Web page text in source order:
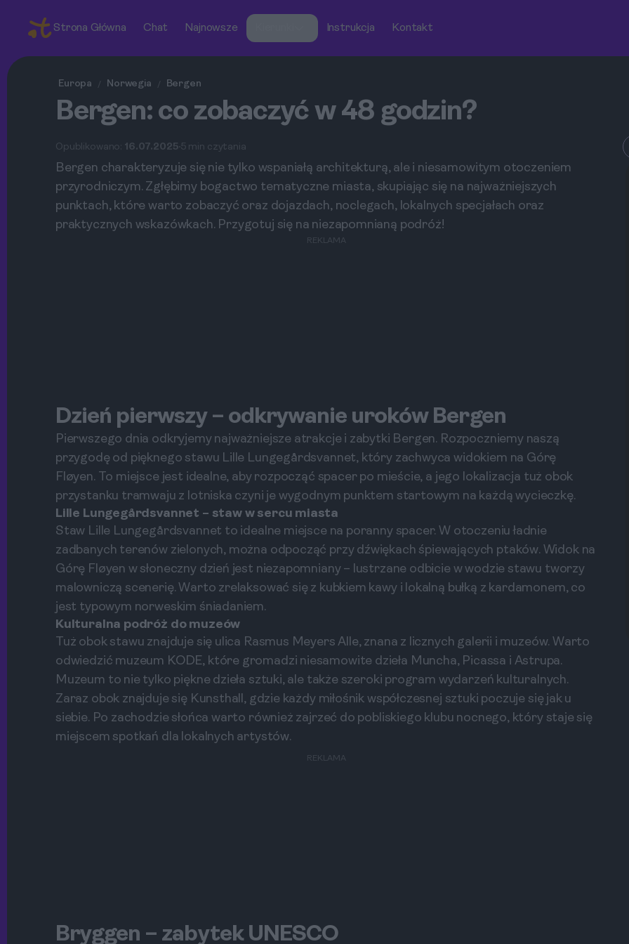
Strona Główna Chat Najnowsze Instrukcja Kontakt
Europa / Norwegia / Bergen
Bergen: co zobaczyć w 48 godzin?
Opublikowano: 16.07.2025 5 min czytania
Bergen charakteryzuje się nie tylko wspaniałą architekturą, ale i niesamowitym otoczeniem
przyrodniczym. Zgłębimy bogactwo tematyczne miasta, skupiając się na najważniejszych
punktach, które warto zobaczyć oraz dojazdach, noclegach, lokalnych specjałach oraz
praktycznych wskazówkach. Przygotuj się na niezapomnianą podróż!
REKLAMA
Dzień pierwszy – odkrywanie uroków Bergen
Pierwszego dnia odkryjemy najważniejsze atrakcje i zabytki Bergen. Rozpoczniemy naszą
przygodę od pięknego stawu Lille Lungegårdsvannet, który zachwyca widokiem na Górę
Fløyen. To miejsce jest idealne, aby rozpocząć spacer po mieście, a jego lokalizacja tuż obok
przystanku tramwaju z lotniska czyni je wygodnym punktem startowym na każdą wycieczkę.
Lille Lungegårdsvannet – staw w sercu miasta
Staw Lille Lungegårdsvannet to idealne miejsce na poranny spacer. W otoczeniu ładnie
zadbanych terenów zielonych, można odpocząć przy dźwiękach śpiewających ptaków. Widok na
Górę Fløyen w słoneczny dzień jest niezapomniany – lustrzane odbicie w wodzie stawu tworzy
malowniczą scenerię. Warto zrelaksować się z kubkiem kawy i lokalną bułką z kardamonem, co
jest typowym norweskim śniadaniem.
Kulturalna podróż do muzeów
Tuż obok stawu znajduje się ulica Rasmus Meyers Alle, znana z licznych galerii i muzeów. Warto
odwiedzić muzeum KODE, które gromadzi niesamowite dzieła Muncha, Picassa i Astrupa.
Muzeum to nie tylko piękne dzieła sztuki, ale także szeroki program wydarzeń kulturalnych.
Zaraz obok znajduje się Kunsthall, gdzie każdy miłośnik współczesnej sztuki poczuje się jak u
siebie. Po zachodzie słońca warto również zajrzeć do pobliskiego klubu nocnego, który staje się
miejscem spotkań dla lokalnych artystów.
REKLAMA
Bryggen – zabytek UNESCO